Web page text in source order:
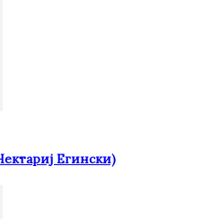
Егински)